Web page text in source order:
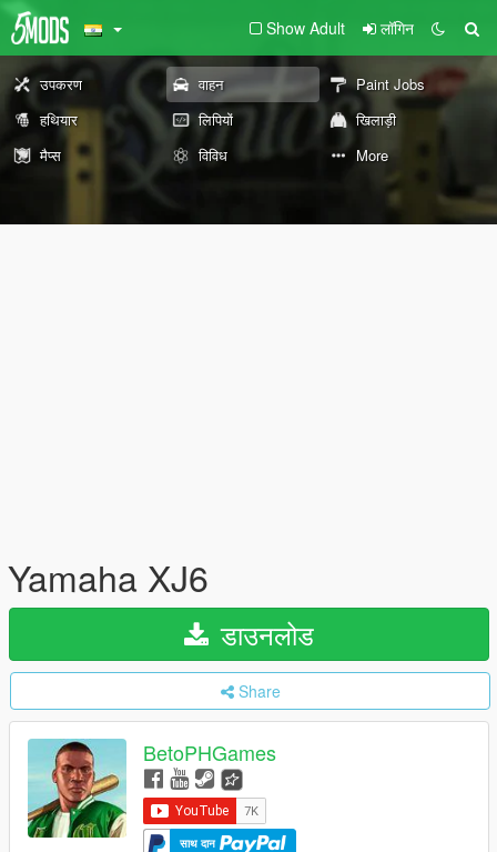
Show Adult लॉगिन
उपकरण वाहन
Paint Jobs
हथियार
लिपियों
खिलाड़ी
मैप्स
विविध More
Yamaha XJ6
डाउनलोड
Share
BetoPHGames
साथ दान